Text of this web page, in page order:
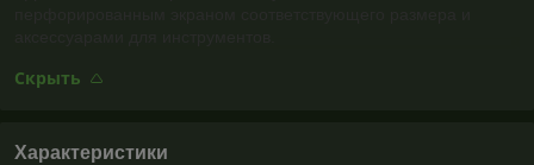
Скрыть
Характеристики